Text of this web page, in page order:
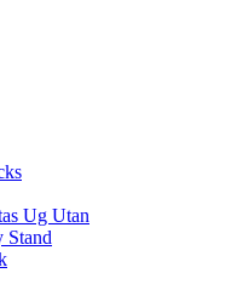
Ug Utan
Stand